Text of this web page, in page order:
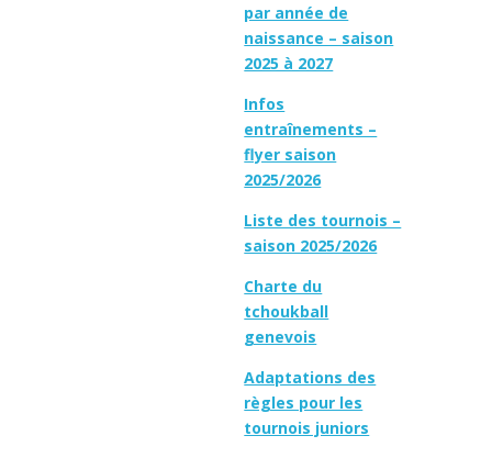
par année de
naissance – saison
2025 à 2027
Infos
entraînements –
flyer saison
2025/2026
Liste des tournois –
saison 2025/2026
Charte du
tchoukball
genevois
Adaptations des
règles pour les
tournois juniors